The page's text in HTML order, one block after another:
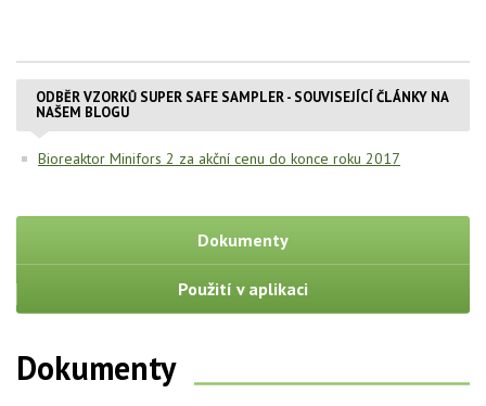
ODBĚR VZORKŮ SUPER SAFE SAMPLER - SOUVISEJÍCÍ ČLÁNKY NA
NAŠEM BLOGU
Bioreaktor Minifors 2 za akční cenu do konce roku 2017
Dokumenty
Použití v aplikaci
Dokumenty